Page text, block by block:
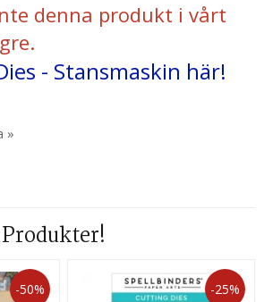
denna produkt i vårt
- Stansmaskin här!
»
-50% -25%